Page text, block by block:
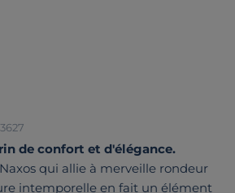
de confort et d'élégance.
qui allie à merveille rondeur
intemporelle en fait un élément